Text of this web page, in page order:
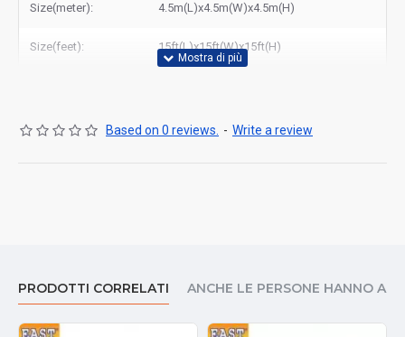
Size(meter): 4.5m(L)x4.5m(W)x4.5m(H)
Size(feet): 15ft(L)x15ft(W)x15ft(H)
Based on 0 reviews. - Write a review
PRODOTTI CORRELATI ANCHE LE PERSONE HANNO